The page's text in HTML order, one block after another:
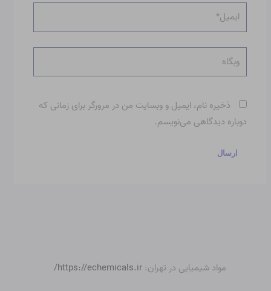
ایمیل*
وبگاه
ذخیره نام، ایمیل و وبسایت من در مرورگر برای زمانی که
دوباره دیدگاهی می‌نویسم.
مواد شیمیایی در تهران: https://echemicals.ir/